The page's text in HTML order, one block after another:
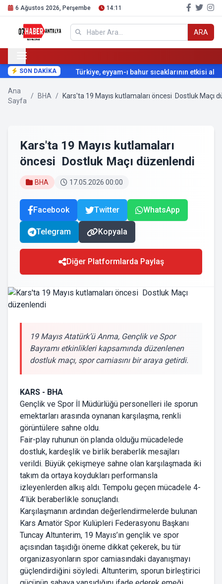
6 Ağustos 2026, Perşembe 14:11
ARA
SON DAKİKA Türkiye, eyyam-ı bahur sıcaklarının etkisi
Ana
Sayfa
/ BHA / Kars'ta 19 Mayıs kutlamaları öncesi Dostluk Maçı
Kars'ta 19 Mayıs kutlamaları
öncesi Dostluk Maçı düzenlendi
BHA 17.05.2026 00:00
Facebook Twitter WhatsApp
Telegram Kopyala
Diğer Platformlarda Paylaş
19 Mayıs Atatürk’ü Anma, Gençlik ve Spor
Bayramı etkinlikleri kapsamında düzenlenen
dostluk maçı, spor camiasını bir araya getirdi.
KARS - BHA
Gençlik ve Spor İl Müdürlüğü personelleri ile sporun
emektarları arasında oynanan karşılaşma, renkli
görüntülere sahne oldu.
Fair-play ruhunun ön planda olduğu mücadelede
dostluk, kardeşlik ve birlik beraberlik mesajları
verildi. Büyük çekişmeye sahne olan karşılaşmada iki
takım da ortaya koydukları performansla
izleyenlerden alkış aldı. Tempolu geçen mücadele 4-
4’lük beraberlikle sonuçlandı.
Karşılaşmanın ardından değerlendirmelerde bulunan
Kars Amatör Spor Kulüpleri Federasyonu Başkanı
Tuncay Altunterim, 19 Mayıs’ın gençlik ve spor
açısından taşıdığı öneme dikkat çekerek, bu tür
organizasyonların spor camiasındaki dayanışmayı
güçlendirdiğini söyledi. Altunterim, sporun birleştirici